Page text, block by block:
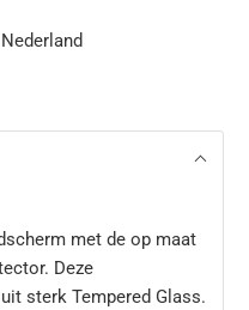
met de op maat
Deze
sterk Tempered Glass.